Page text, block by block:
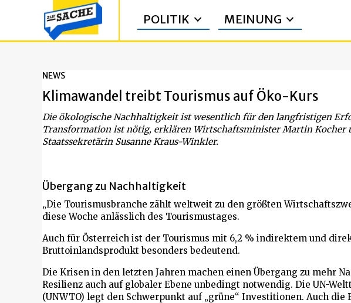
POLITIK MEINUNG
NEWS
Klimawandel treibt Tourismus auf Öko-Kurs
Die ökologische Nachhaltigkeit ist wesentlich für den langfristigen
Transformation ist nötig, erklären Wirtschaftsminister Martin Kocher
Staatssekretärin Susanne Kraus-Winkler.
Übergang zu Nachhaltigkeit
„Die Tourismusbranche zählt weltweit zu den größten
diese Woche anlässlich des Tourismustages.
Auch für Österreich ist der Tourismus mit 6,2 % indirektem und
Bruttoinlandsprodukt besonders bedeutend.
Die Krisen in den letzten Jahren machen einen Übergang zu mehr
Resilienz auch auf globaler Ebene unbedingt notwendig. Die UN-
(UNWTO) legt den Schwerpunkt auf „grüne“ Investitionen. Auch die